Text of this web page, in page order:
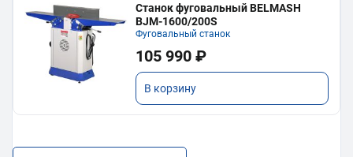
Станок фуговальный BELMASH
BJM-1600/200S
Фуговальный станок
105 990 ₽
В корзину